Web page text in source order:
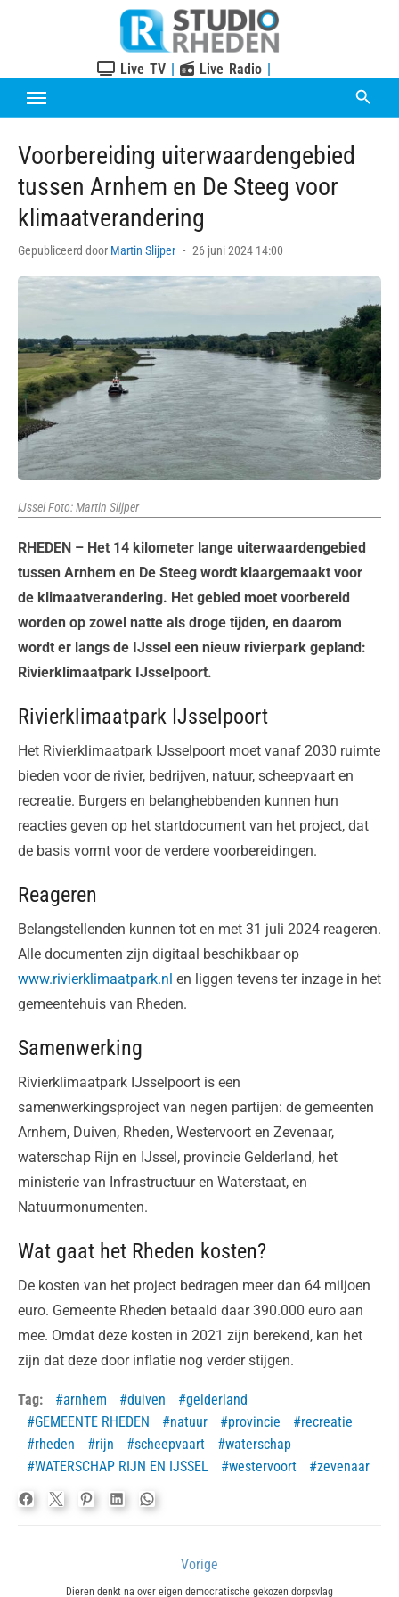
Live TV | Live Radio |
Voorbereiding uiterwaardengebied
tussen Arnhem en De Steeg voor
klimaatverandering
Gepubliceerd door Martin Slijper
Posted
26 juni 2024 14:00
IJssel Foto: Martin Slijper
RHEDEN – Het 14 kilometer lange uiterwaardengebied
tussen Arnhem en De Steeg wordt klaargemaakt voor
de klimaatverandering. Het gebied moet voorbereid
worden op zowel natte als droge tijden, en daarom
wordt er langs de IJssel een nieuw rivierpark gepland:
Rivierklimaatpark IJsselpoort.
Rivierklimaatpark IJsselpoort
Het Rivierklimaatpark IJsselpoort moet vanaf 2030 ruimte
bieden voor de rivier, bedrijven, natuur, scheepvaart en
recreatie. Burgers en belanghebbenden kunnen hun
reacties geven op het startdocument van het project, dat
de basis vormt voor de verdere voorbereidingen.
Reageren
Belangstellenden kunnen tot en met 31 juli 2024 reageren.
Alle documenten zijn digitaal beschikbaar op
www.rivierklimaatpark.nl en liggen tevens ter inzage in het
gemeentehuis van Rheden.
Samenwerking
Rivierklimaatpark IJsselpoort is een
samenwerkingsproject van negen partijen: de gemeenten
Arnhem, Duiven, Rheden, Westervoort en Zevenaar,
waterschap Rijn en IJssel, provincie Gelderland, het
ministerie van Infrastructuur en Waterstaat, en
Natuurmonumenten.
Wat gaat het Rheden kosten?
De kosten van het project bedragen meer dan 64 miljoen
euro. Gemeente Rheden betaald daar 390.000 euro aan
mee. Omdat deze kosten in 2021 zijn berekend, kan het
zijn dat deze door inflatie nog verder stijgen.
Tag: arnhem duiven
gelderland
GEMEENTE RHEDEN
natuur provincie
recreatie
rheden
rijn scheepvaart
waterschap
WATERSCHAP RIJN EN IJSSEL
westervoort zevenaar
navigatie
Vorige
Previous
Dieren denkt na over eigen democratische gekozen dorpsvlag